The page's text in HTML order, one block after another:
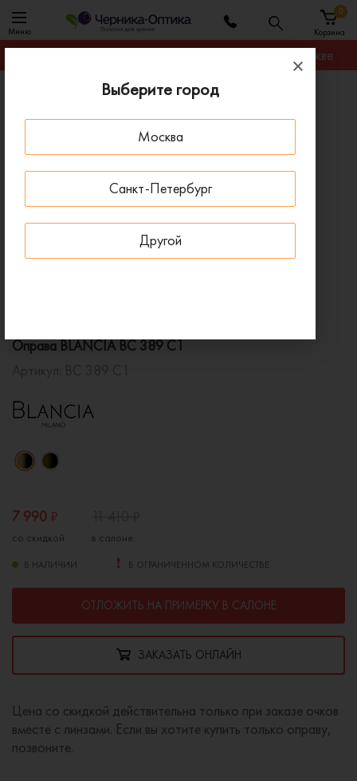
Выберите город
Москва
Санкт-Петербург
Другой
Меню Корзина
0
Гарантируем лучшую цену на любую оправу в Москве
Оправы для очков
Оправа BLANCIA BC 389 C1
Оправа BLANCIA BC 389 C1
7 990 ₽
со скидкой в салоне
В НАЛИЧИИ В ОГРАНИЧЕННОМ КОЛИЧЕСТВЕ
ОТЛОЖИТЬ НА ПРИМЕРКУ В САЛОНЕ
ЗАКАЗАТЬ ОНЛАЙН
Цена со скидкой действительна только при заказе очков
вместе с линзами. Если вы хотите купить только оправу,
позвоните.
- 30 % ДО 15 АВГУСТА